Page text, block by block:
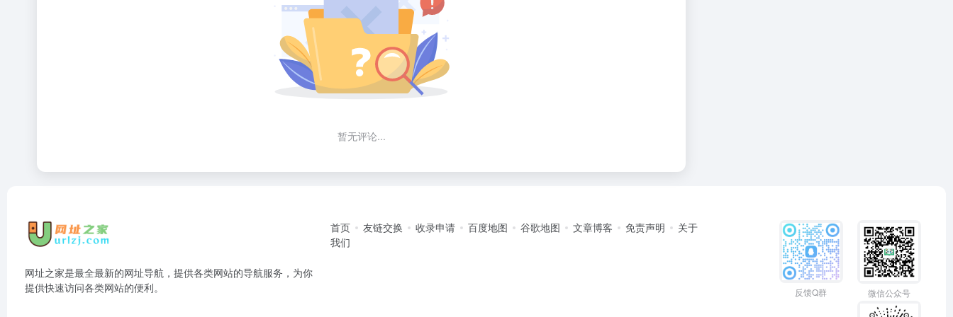
暂无评论...
网址之家是最全最新的网址导航，提供各类网站的导航服务，为你
提供快速访问各类网站的便利。
首页 友链交换 收录申请 百度地图 谷歌地图 文章博客 免责声明
关于
我们
反馈Q群 微信公众号